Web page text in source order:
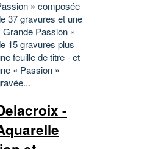
» composée
37 gravures et une
Grande Passion »
15 gravures plus
feuille de titre - et
« Passion »
-